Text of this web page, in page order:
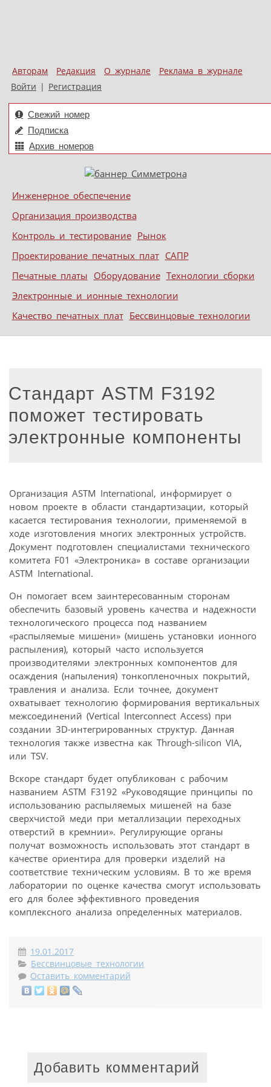
Авторам Редакция О журнале
Реклама в журнале
Войти | Регистрация
Свежий номер
Подписка
Архив номеров
Меню
Skip to content
Инженерное обеспечение
Организация производства
Контроль и тестирование Рынок
Проектирование печатных плат САПР
Печатные платы Оборудование Технологии сборки
Электронные и ионные технологии
Качество печатных плат Бессвинцовые технологии
Стандарт ASTM F3192
поможет тестировать
электронные компоненты
Организация ASTM International, информирует о
новом проекте в области стандартизации, который
касается тестирования технологии, применяемой в
ходе изготовления многих электронных устройств.
Документ подготовлен специалистами технического
комитета F01 «Электроника» в составе организации
ASTM International.
Он помогает всем заинтересованным сторонам
обеспечить базовый уровень качества и надежности
технологического процесса под названием
«распыляемые мишени» (мишень установки ионного
распыления), который часто используется
производителями электронных компонентов для
осаждения (напыления) тонкопленочных покрытий,
травления и анализа. Если точнее, документ
охватывает технологию формирования вертикальных
межсоединений (Vertical Interconnect Access) при
создании 3D-интегрированных структур. Данная
технология также известна как Through-silicon VIA,
или TSV.
Вскоре стандарт будет опубликован с рабочим
названием ASTM F3192 «Руководящие принципы по
использованию распыляемых мишеней на базе
сверхчистой меди при металлизации переходных
отверстий в кремнии». Регулирующие органы
получат возможность использовать этот стандарт в
качестве ориентира для проверки изделий на
соответствие техническим условиям. В то же время
лаборатории по оценке качества смогут использовать
его для более эффективного проведения
комплексного анализа определенных материалов.
19.01.2017
Бессвинцовые технологии
Оставить комментарий
Добавить комментарий